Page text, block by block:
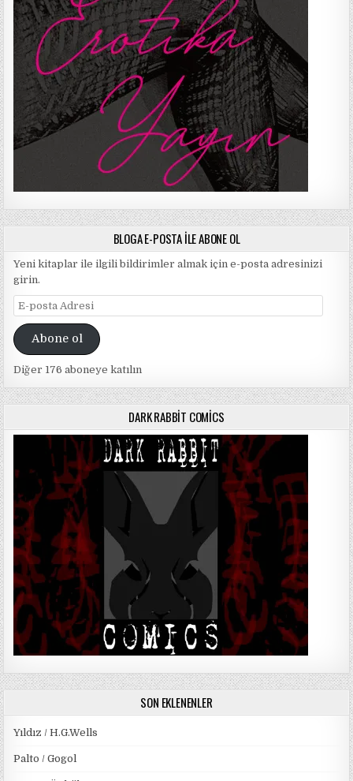
BLOGA E-POSTA ILE ABONE OL
Yeni kitaplar ile ilgili bildirimler almak için e-posta adresinizi
girin.
E-
posta
AdresiAbone ol
Diğer 176 aboneye katılın
DARK RABBIT COMICS
SON EKLENENLER
Yıldız / H.G.Wells
Palto / Gogol